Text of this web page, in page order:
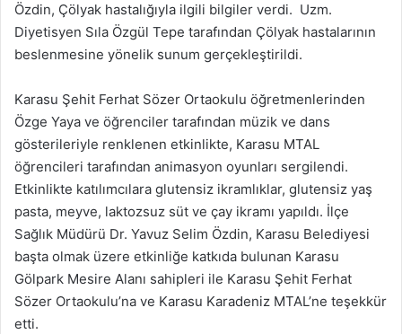
Özdin, Çölyak hastalığıyla ilgili bilgiler verdi. Uzm.
Diyetisyen Sıla Özgül Tepe tarafından Çölyak hastalarının
beslenmesine yönelik sunum gerçekleştirildi.
Karasu Şehit Ferhat Sözer Ortaokulu öğretmenlerinden
Özge Yaya ve öğrenciler tarafından müzik ve dans
gösterileriyle renklenen etkinlikte, Karasu MTAL
öğrencileri tarafından animasyon oyunları sergilendi.
Etkinlikte katılımcılara glutensiz ikramlıklar, glutensiz yaş
pasta, meyve, laktozsuz süt ve çay ikramı yapıldı. İlçe
Sağlık Müdürü Dr. Yavuz Selim Özdin, Karasu Belediyesi
başta olmak üzere etkinliğe katkıda bulunan Karasu
Gölpark Mesire Alanı sahipleri ile Karasu Şehit Ferhat
Sözer Ortaokulu’na ve Karasu Karadeniz MTAL’ne teşekkür
etti.